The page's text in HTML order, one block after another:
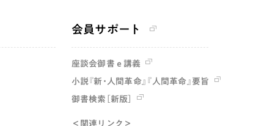
会員サポート
座談会御書ｅ講義
小説『新・人間革命』『人間革命』要旨
御書検索［新版］
＜関連リンク＞